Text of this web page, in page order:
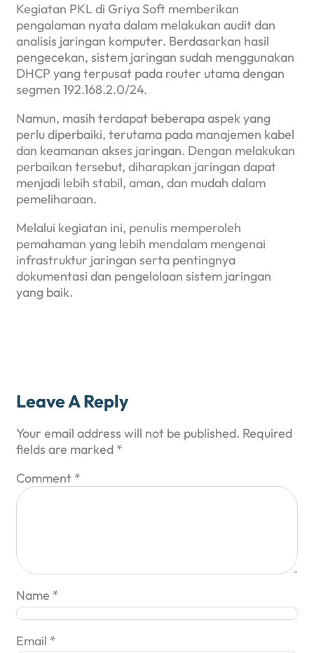
Kegiatan PKL di Griya Soft memberikan
pengalaman nyata dalam melakukan audit dan
analisis jaringan komputer. Berdasarkan hasil
pengecekan, sistem jaringan sudah menggunakan
DHCP yang terpusat pada router utama dengan
segmen 192.168.2.0/24.
Namun, masih terdapat beberapa aspek yang
perlu diperbaiki, terutama pada manajemen kabel
dan keamanan akses jaringan. Dengan melakukan
perbaikan tersebut, diharapkan jaringan dapat
menjadi lebih stabil, aman, dan mudah dalam
pemeliharaan.
Melalui kegiatan ini, penulis memperoleh
pemahaman yang lebih mendalam mengenai
infrastruktur jaringan serta pentingnya
dokumentasi dan pengelolaan sistem jaringan
yang baik.
Leave A Reply
Your email address will not be published. Required
fields are marked *
Comment *
Name *
Email *